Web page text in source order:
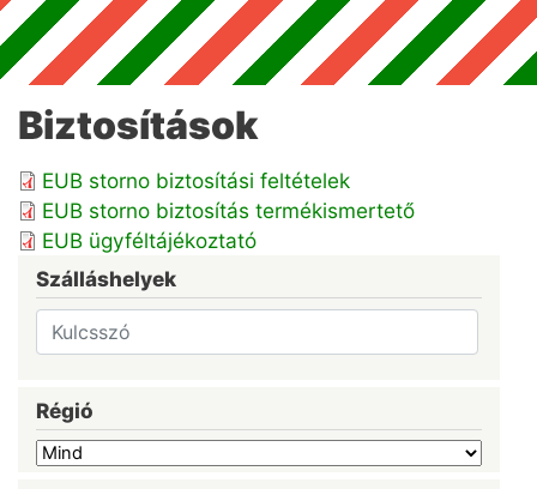
Biztosítások
EUB storno biztosítási feltételek
EUB storno biztosítás termékismertető
EUB ügyféltájékoztató
Szálláshelyek
Régió